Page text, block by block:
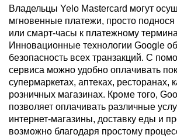
Владельцы Yelo Mastercard могут
мгновенные платежи, просто
или смарт-часы к платежному
Инновационные технологии Google
безопасность всех транзакций. С
сервиса можно удобно оплачивать
супермаркетах, аптеках, ресторанах,
розничных магазинах. Кроме того,
позволяет оплачивать различные
интернет-магазины, доставку еды и
возможно благодаря простому